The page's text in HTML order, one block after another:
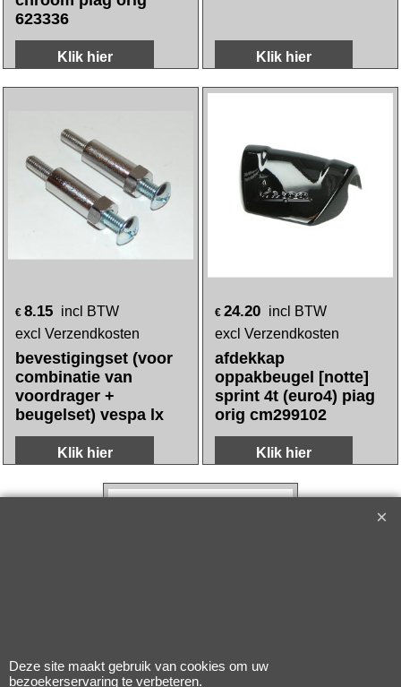
623336
Klik hier Klik hier
€ 8.15 incl BTW
excl Verzendkosten
bevestigingset (voor
combinatie van
voordrager +
beugelset) vespa lx
Klik hier
€ 24.20 incl BTW
excl Verzendkosten
afdekkap
oppakbeugel [notte]
sprint 4t (euro4) piag
orig cm299102
Klik hier
Deze site maakt gebruik van cookies om uw
bezoekerservaring te verbeteren.